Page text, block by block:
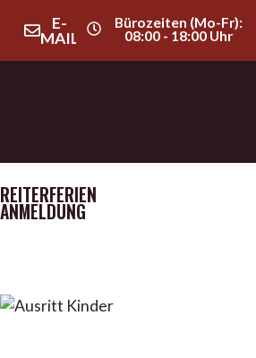
E-
MAIL
Bürozeiten (Mo-Fr):
08:00 - 18:00 Uhr
REITERFERIEN
ANMELDUNG